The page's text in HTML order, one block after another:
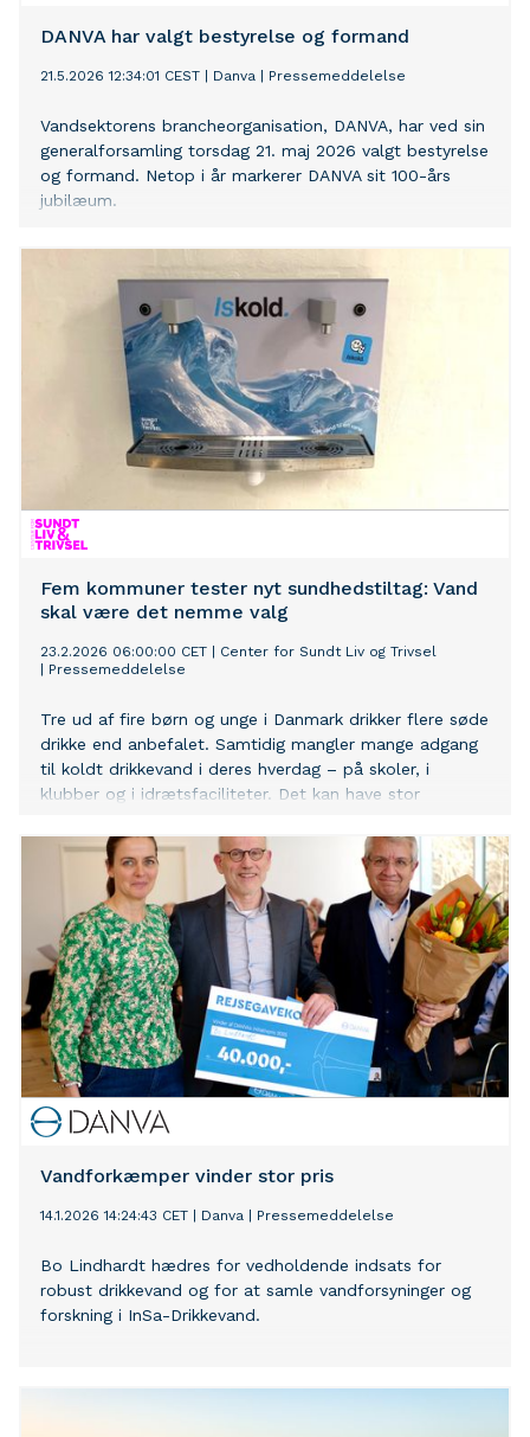
DANVA har valgt bestyrelse og formand
21.5.2026 12:34:01 CEST Danva Pressemeddelelse
Vandsektorens brancheorganisation, DANVA, har ved sin
generalforsamling torsdag 21. maj 2026 valgt bestyrelse
og formand. Netop i år markerer DANVA sit 100-års
jubilæum.
Fem kommuner tester nyt sundhedstiltag: Vand
skal være det nemme valg
23.2.2026 06:00:00 CET
Center for Sundt Liv og Trivsel
Pressemeddelelse
Tre ud af fire børn og unge i Danmark drikker flere søde
drikke end anbefalet. Samtidig mangler mange adgang
til koldt drikkevand i deres hverdag – på skoler, i
klubber og i idrætsfaciliteter. Det kan have stor
dagen.
Vandforkæmper vinder stor pris
14.1.2026 14:24:43 CET Danva Pressemeddelelse
Bo Lindhardt hædres for vedholdende indsats for
robust drikkevand og for at samle vandforsyninger og
forskning i InSa-Drikkevand.